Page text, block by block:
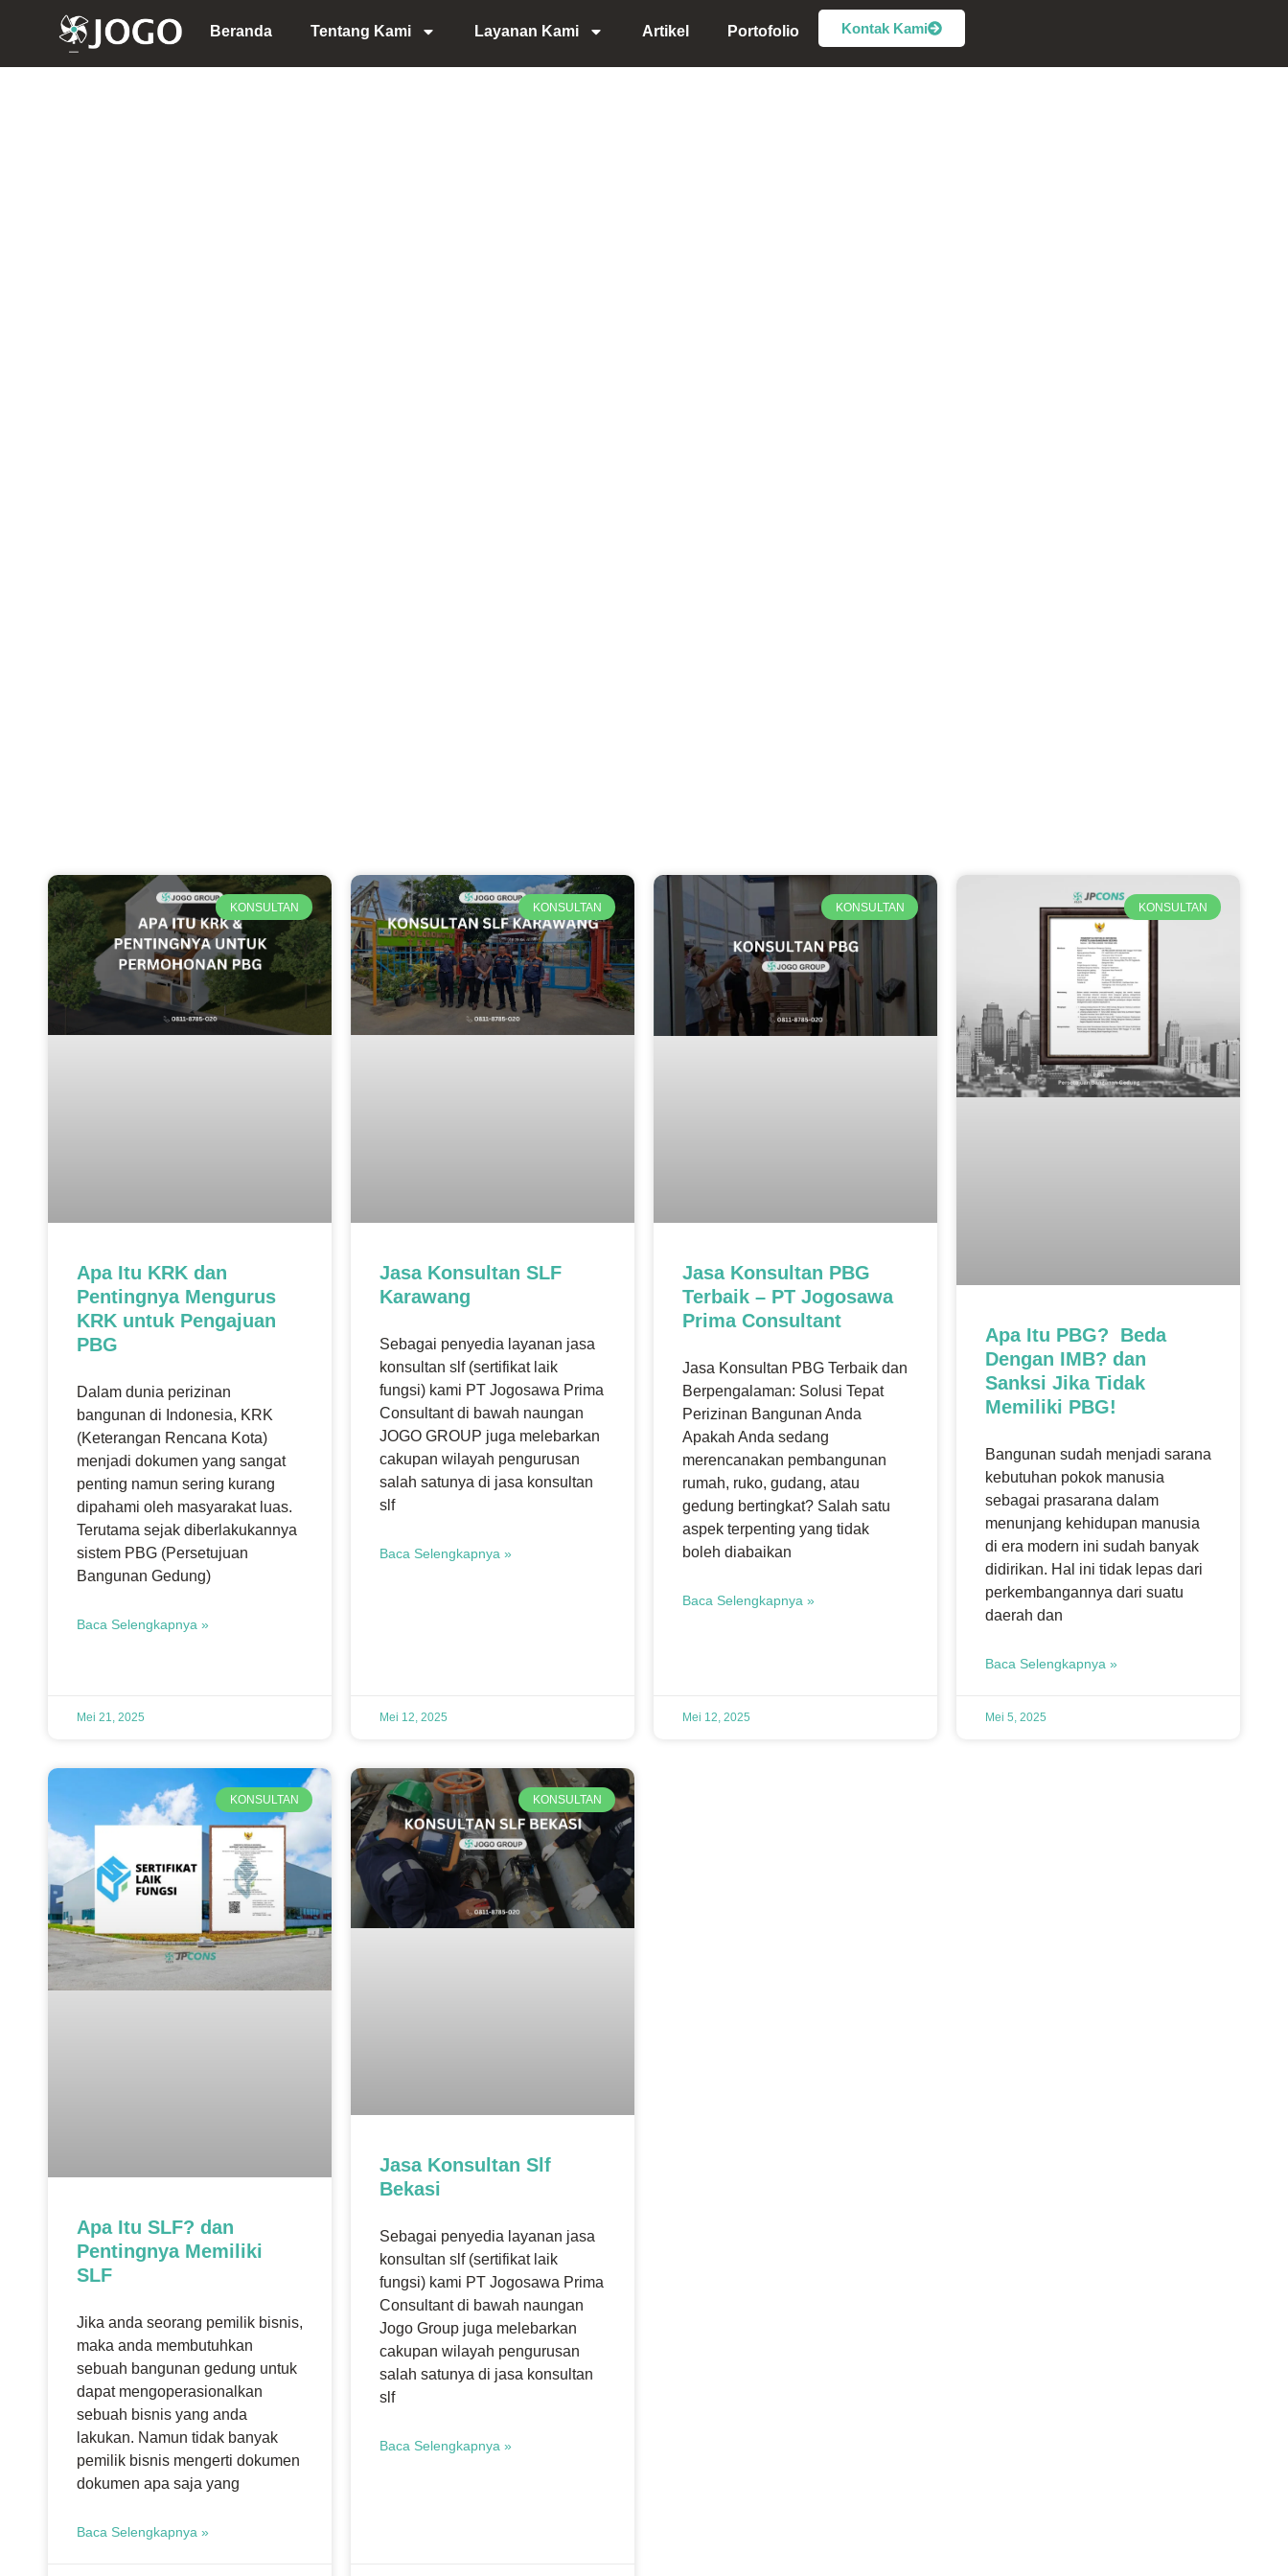
Beranda Tentang Kami Layanan Kami Artikel Portofolio Kontak Kami
KONSULTAN
Apa Itu KRK dan
Pentingnya Mengurus
KRK untuk Pengajuan
PBG
Dalam dunia perizinan
bangunan di Indonesia, KRK
(Keterangan Rencana Kota)
menjadi dokumen yang sangat
penting namun sering kurang
dipahami oleh masyarakat luas.
Terutama sejak diberlakukannya
sistem PBG (Persetujuan
Bangunan Gedung)
Baca Selengkapnya »
Mei 21, 2025
KONSULTAN
Jasa Konsultan SLF
Karawang
Sebagai penyedia layanan jasa
konsultan slf (sertifikat laik
fungsi) kami PT Jogosawa Prima
Consultant di bawah naungan
JOGO GROUP juga melebarkan
cakupan wilayah pengurusan
salah satunya di jasa konsultan
slf
Baca Selengkapnya »
Mei 12, 2025
KONSULTAN
Jasa Konsultan PBG
Terbaik – PT Jogosawa
Prima Consultant
Jasa Konsultan PBG Terbaik dan
Berpengalaman: Solusi Tepat
Perizinan Bangunan Anda
Apakah Anda sedang
merencanakan pembangunan
rumah, ruko, gudang, atau
gedung bertingkat? Salah satu
aspek terpenting yang tidak
boleh diabaikan
Baca Selengkapnya »
Mei 12, 2025
KONSULTAN
Apa Itu PBG? Beda
Dengan IMB? dan
Sanksi Jika Tidak
Memiliki PBG!
Bangunan sudah menjadi sarana
kebutuhan pokok manusia
sebagai prasarana dalam
menunjang kehidupan manusia
di era modern ini sudah banyak
didirikan. Hal ini tidak lepas dari
perkembangannya dari suatu
daerah dan
Baca Selengkapnya »
Mei 5, 2025
KONSULTAN
Apa Itu SLF? dan
Pentingnya Memiliki
SLF
Jika anda seorang pemilik bisnis,
maka anda membutuhkan
sebuah bangunan gedung untuk
dapat mengoperasionalkan
sebuah bisnis yang anda
lakukan. Namun tidak banyak
pemilik bisnis mengerti dokumen
dokumen apa saja yang
Baca Selengkapnya »
KONSULTAN
Jasa Konsultan Slf
Bekasi
Sebagai penyedia layanan jasa
konsultan slf (sertifikat laik
fungsi) kami PT Jogosawa Prima
Consultant di bawah naungan
Jogo Group juga melebarkan
cakupan wilayah pengurusan
salah satunya di jasa konsultan
slf
Baca Selengkapnya »
PagePagePage